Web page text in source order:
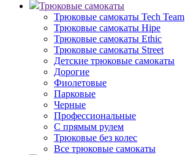
Трюковые самокаты
Трюковые самокаты Tech Team
Трюковые самокаты Hipe
Трюковые самокаты Ethic
Трюковые самокаты Street
Детские трюковые самокаты
Дорогие
Фиолетовые
Парковые
Черные
Профессиональные
С прямым рулем
Трюковые без колес
Все трюковые самокаты